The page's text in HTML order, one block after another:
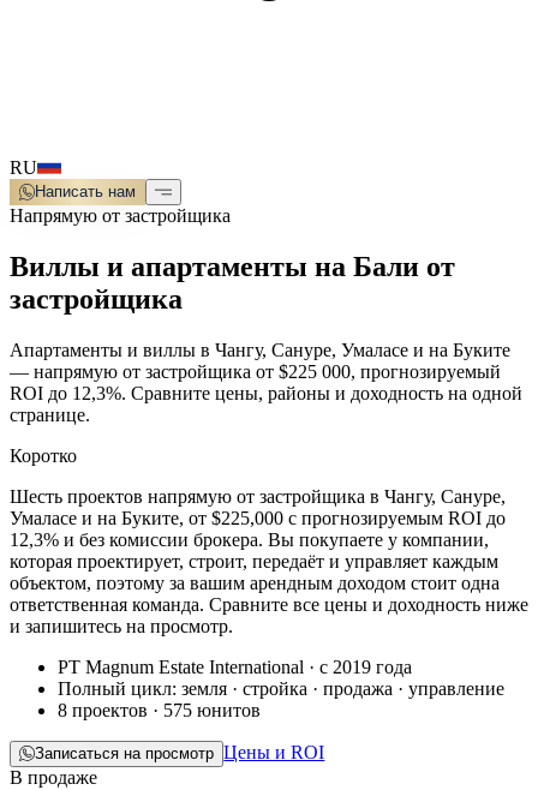
RU
Написать нам
Напрямую от застройщика
Виллы и апартаменты на Бали от
застройщика
Апартаменты и виллы в Чангу, Сануре, Умаласе и на Буките
— напрямую от застройщика от $225 000, прогнозируемый
ROI до 12,3%. Сравните цены, районы и доходность на одной
странице.
Коротко
Шесть проектов напрямую от застройщика в Чангу, Сануре,
Умаласе и на Буките, от $225,000 с прогнозируемым ROI до
12,3% и без комиссии брокера. Вы покупаете у компании,
которая проектирует, строит, передаёт и управляет каждым
объектом, поэтому за вашим арендным доходом стоит одна
ответственная команда. Сравните все цены и доходность ниже
и запишитесь на просмотр.
PT Magnum Estate International · с 2019 года
Полный цикл: земля · стройка · продажа · управление
8 проектов · 575 юнитов
Записаться на просмотр Цены и ROI
В продаже